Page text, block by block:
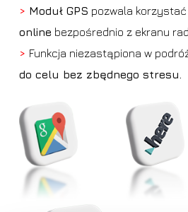
> Moduł GPS pozwala
online bezpośrednio z ekranu
> Funkcja niezastąpiona w
do celu bez zbędnego stresu.